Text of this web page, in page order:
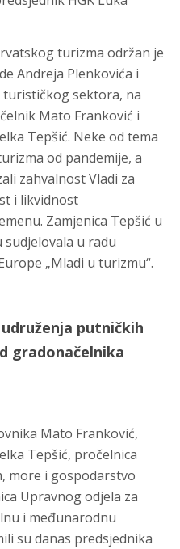
turizma održan je
Andreja Plenkovića i
sektora, na
Mato Franković i
Tepšić. Neke od tema
od pandemije, a
zahvalnost Vladi za
i likvidnost
Zamjenica Tepšić u
u radu
„Mladi u turizmu“.
putničkih
gradonačelnika
Mato Franković,
Tepšić, pročelnica
more i gospodarstvo
Upravnog odjela za
i međunarodnu
su danas predsjednika